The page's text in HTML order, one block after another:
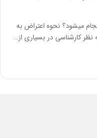
میشود؟ نحوه اعتراض به
نظر کارشناسی در بسیاری از…